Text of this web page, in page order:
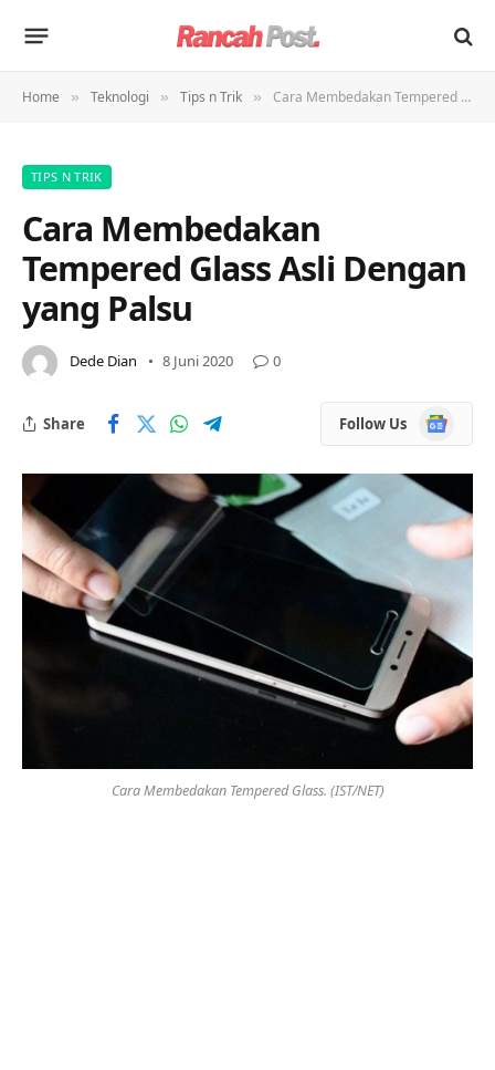
Home » Teknologi » Tips n Trik » Cara Membedakan Tempered Glass Asli Dengan yang Palsu
TIPS N TRIK
Cara Membedakan
Tempered Glass Asli Dengan
yang Palsu
Dede Dian 8 Juni 2020 0
Share Follow Us
Google
News
Cara Membedakan Tempered Glass. (IST/NET)